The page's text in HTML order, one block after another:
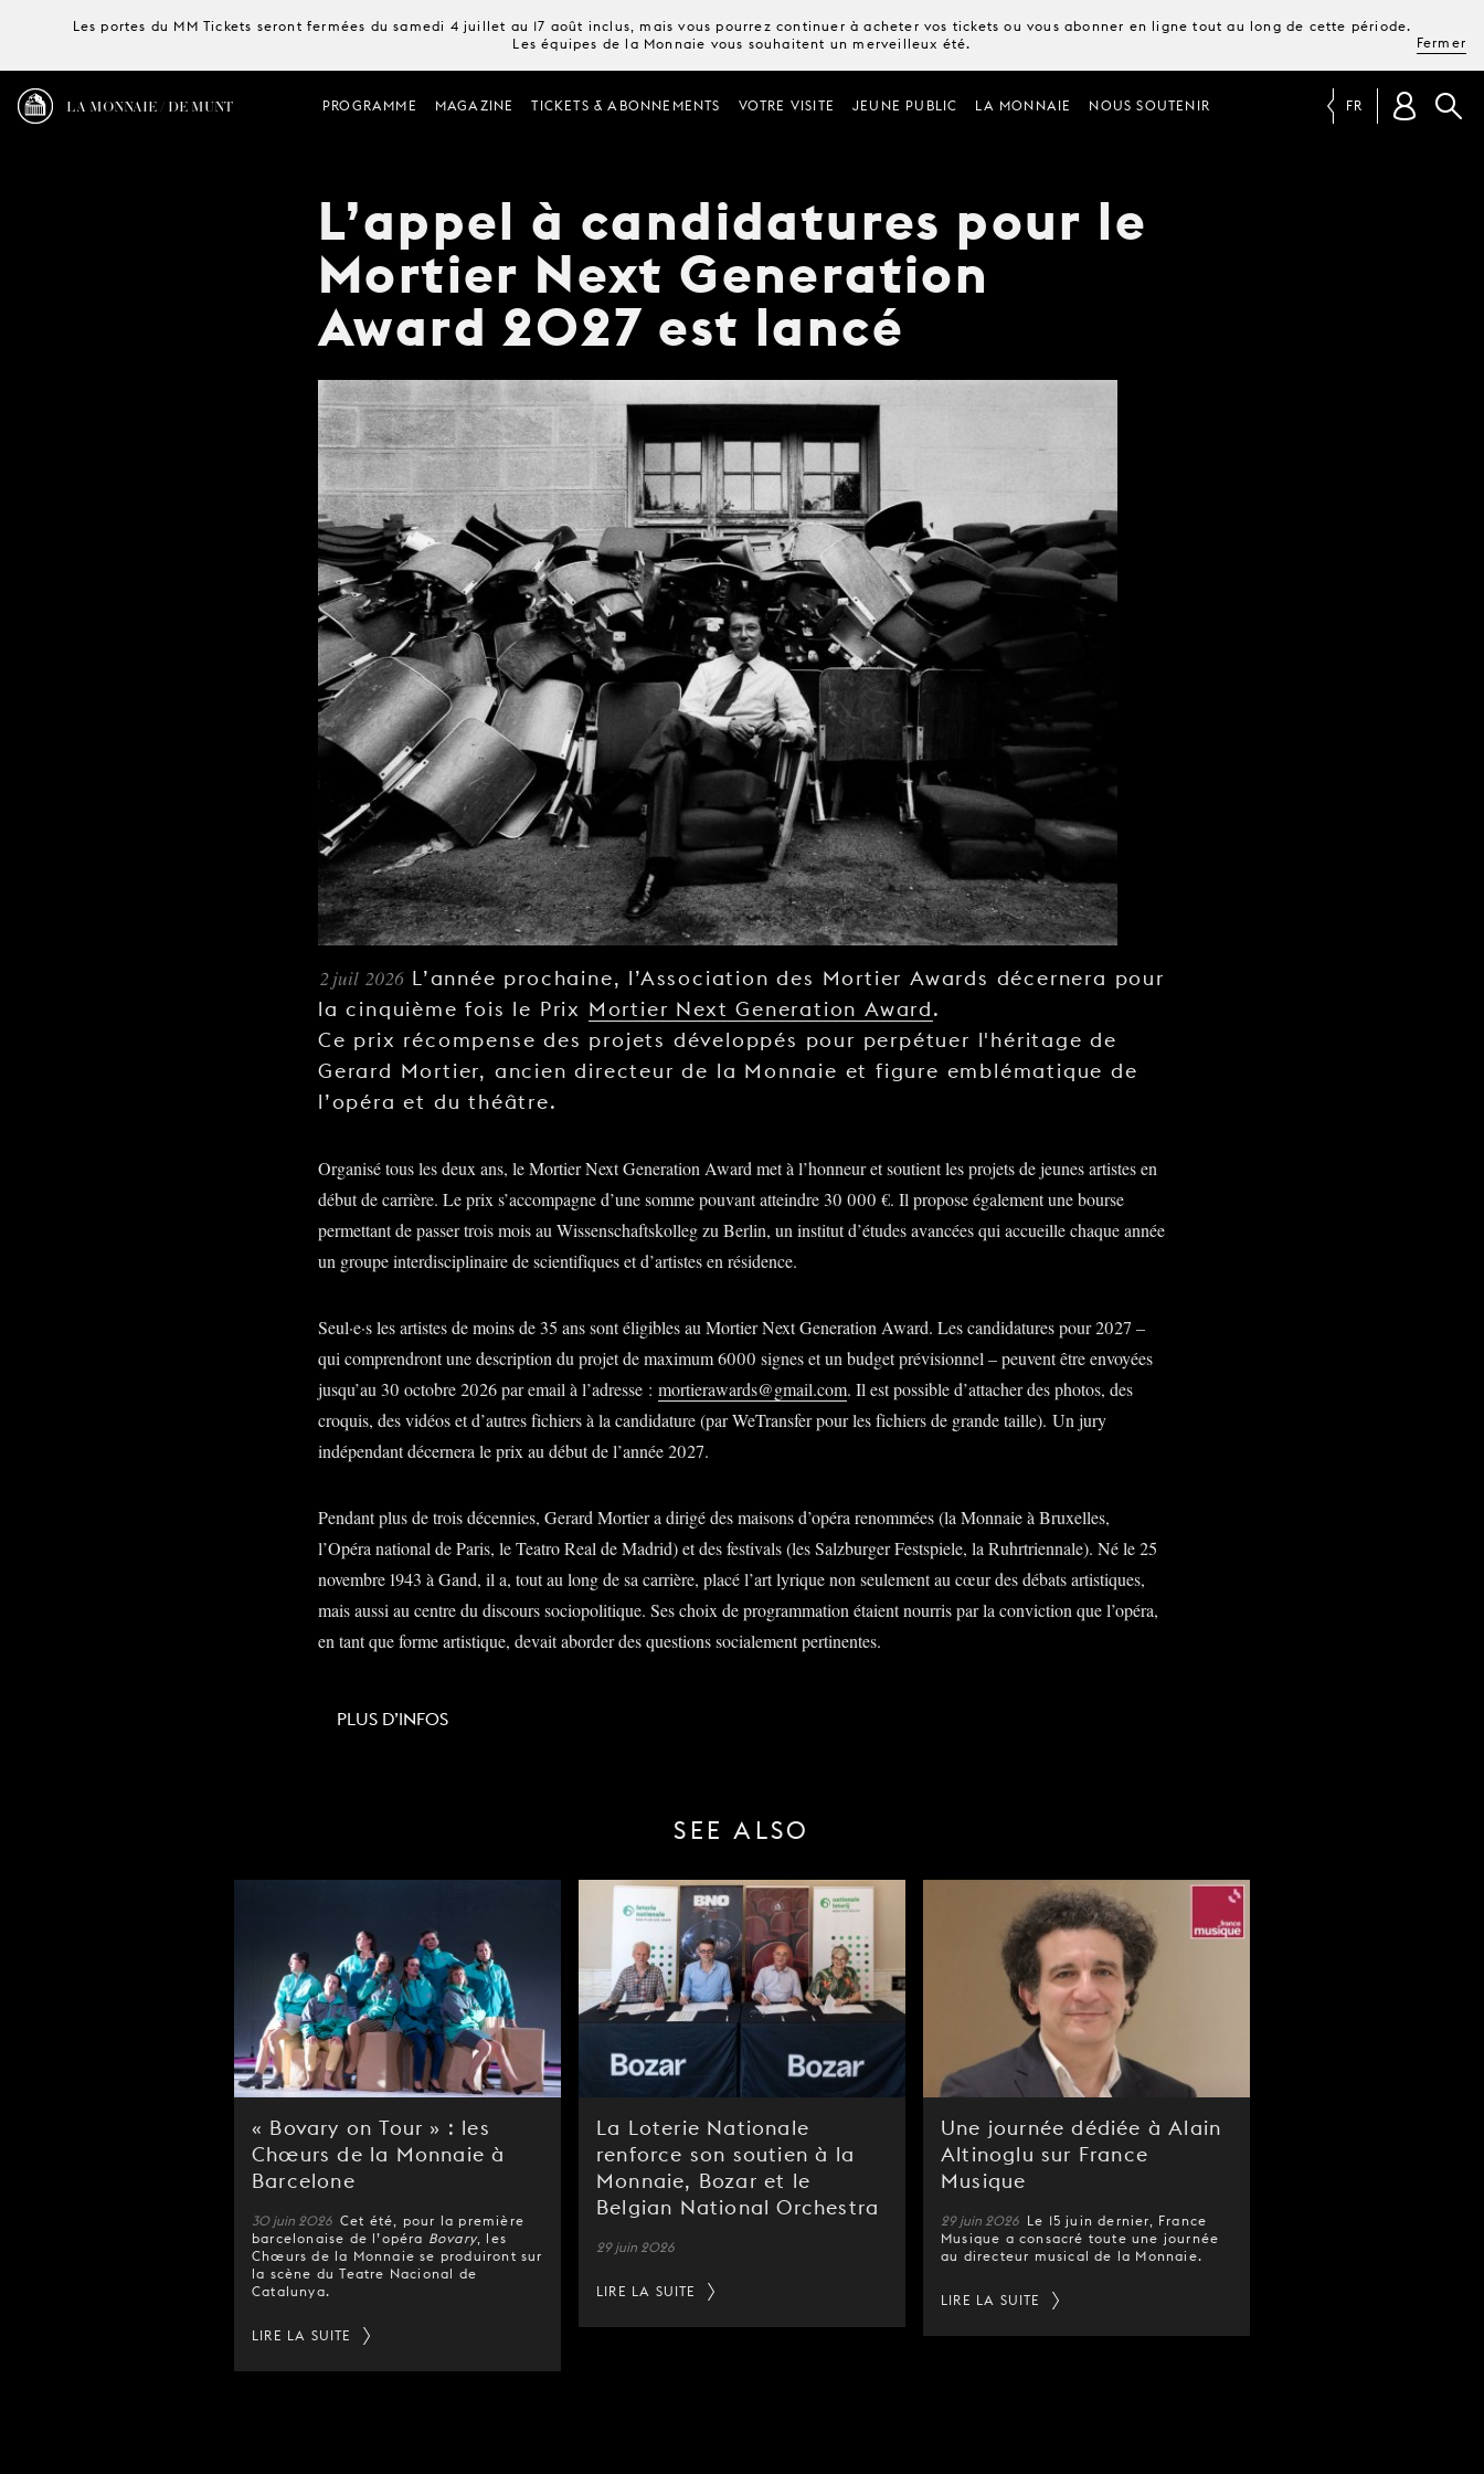
Les portes du MM Tickets seront fermées du samedi 4 juillet au 17 août inclus, mais vous pourrez continuer à acheter vos tickets ou vous abonner en ligne tout au long de cette période.
Les équipes de la Monnaie vous souhaitent un merveilleux été.
Fermer
LA MONNAIE / DE MUNT PROGRAMME MAGAZINE TICKETS & ABONNEMENTS VOTRE VISITE JEUNE PUBLIC LA MONNAIE NOUS SOUTENIR FR
L’appel à candidatures pour le
Mortier Next Generation
Award 2027 est lancé
2 juil 2026 L’année prochaine, l’Association des Mortier Awards décernera pour
la cinquième fois le Prix Mortier Next Generation Award.
Ce prix récompense des projets développés pour perpétuer l'héritage de
Gerard Mortier, ancien directeur de la Monnaie et figure emblématique de
l’opéra et du théâtre.
Organisé tous les deux ans, le Mortier Next Generation Award met à l’honneur et soutient les projets de jeunes artistes en
début de carrière. Le prix s’accompagne d’une somme pouvant atteindre 30 000 €. Il propose également une bourse
permettant de passer trois mois au Wissenschaftskolleg zu Berlin, un institut d’études avancées qui accueille chaque année
un groupe interdisciplinaire de scientifiques et d’artistes en résidence.
Seul·e·s les artistes de moins de 35 ans sont éligibles au Mortier Next Generation Award. Les candidatures pour 2027 –
qui comprendront une description du projet de maximum 6000 signes et un budget prévisionnel – peuvent être envoyées
jusqu’au 30 octobre 2026 par email à l’adresse : mortierawards@gmail.com. Il est possible d’attacher des photos, des
croquis, des vidéos et d’autres fichiers à la candidature (par WeTransfer pour les fichiers de grande taille). Un jury
indépendant décernera le prix au début de l’année 2027.
Pendant plus de trois décennies, Gerard Mortier a dirigé des maisons d’opéra renommées (la Monnaie à Bruxelles,
l’Opéra national de Paris, le Teatro Real de Madrid) et des festivals (les Salzburger Festspiele, la Ruhrtriennale). Né le 25
novembre 1943 à Gand, il a, tout au long de sa carrière, placé l’art lyrique non seulement au cœur des débats artistiques,
mais aussi au centre du discours sociopolitique. Ses choix de programmation étaient nourris par la conviction que l’opéra,
en tant que forme artistique, devait aborder des questions socialement pertinentes.
PLUS D’INFOS
SEE ALSO
« Bovary on Tour » : les
Chœurs de la Monnaie à
Barcelone
30 juin 2026 Cet été, pour la première
barcelonaise de l’opéra Bovary, les
Chœurs de la Monnaie se produiront sur
la scène du Teatre Nacional de
Catalunya.
LIRE LA SUITE
La Loterie Nationale
renforce son soutien à la
Monnaie, Bozar et le
Belgian National Orchestra
29 juin 2026
LIRE LA SUITE
Une journée dédiée à Alain
Altinoglu sur France
Musique
29 juin 2026 Le 15 juin dernier, France
Musique a consacré toute une journée
au directeur musical de la Monnaie.
LIRE LA SUITE